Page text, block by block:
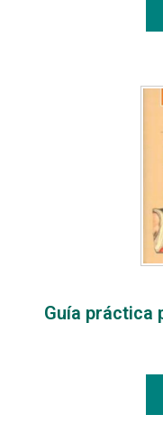
Guía práctica